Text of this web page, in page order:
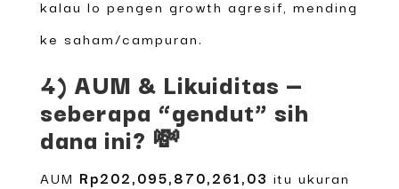
kalau lo pengen growth agresif, mending
ke saham/campuran.
4) AUM & Likuiditas —
seberapa “gendut” sih
dana ini? 💸
AUM Rp202,095,870,261,03 itu ukuran